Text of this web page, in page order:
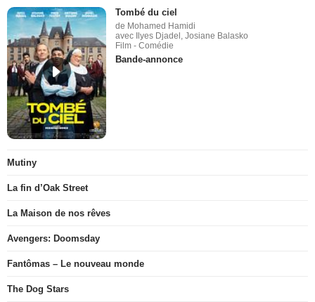
Tombé du ciel
de Mohamed Hamidi
avec Ilyes Djadel, Josiane Balasko
Film - Comédie
Bande-annonce
Mutiny
La fin d’Oak Street
La Maison de nos rêves
Avengers: Doomsday
Fantômas – Le nouveau monde
The Dog Stars